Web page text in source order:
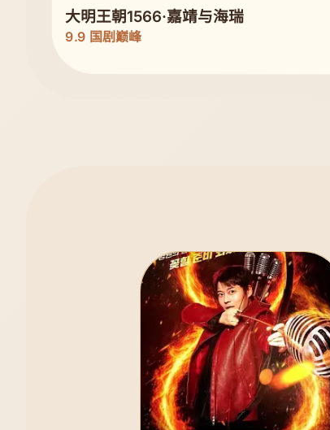
大明王朝1566·嘉靖与海瑞
9.9 国剧巅峰